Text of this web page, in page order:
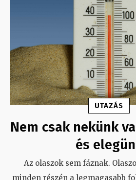
UTAZÁS
Nem csak nekünk
és
Az olaszok sem fáznak.
minden részén a legmagasabb